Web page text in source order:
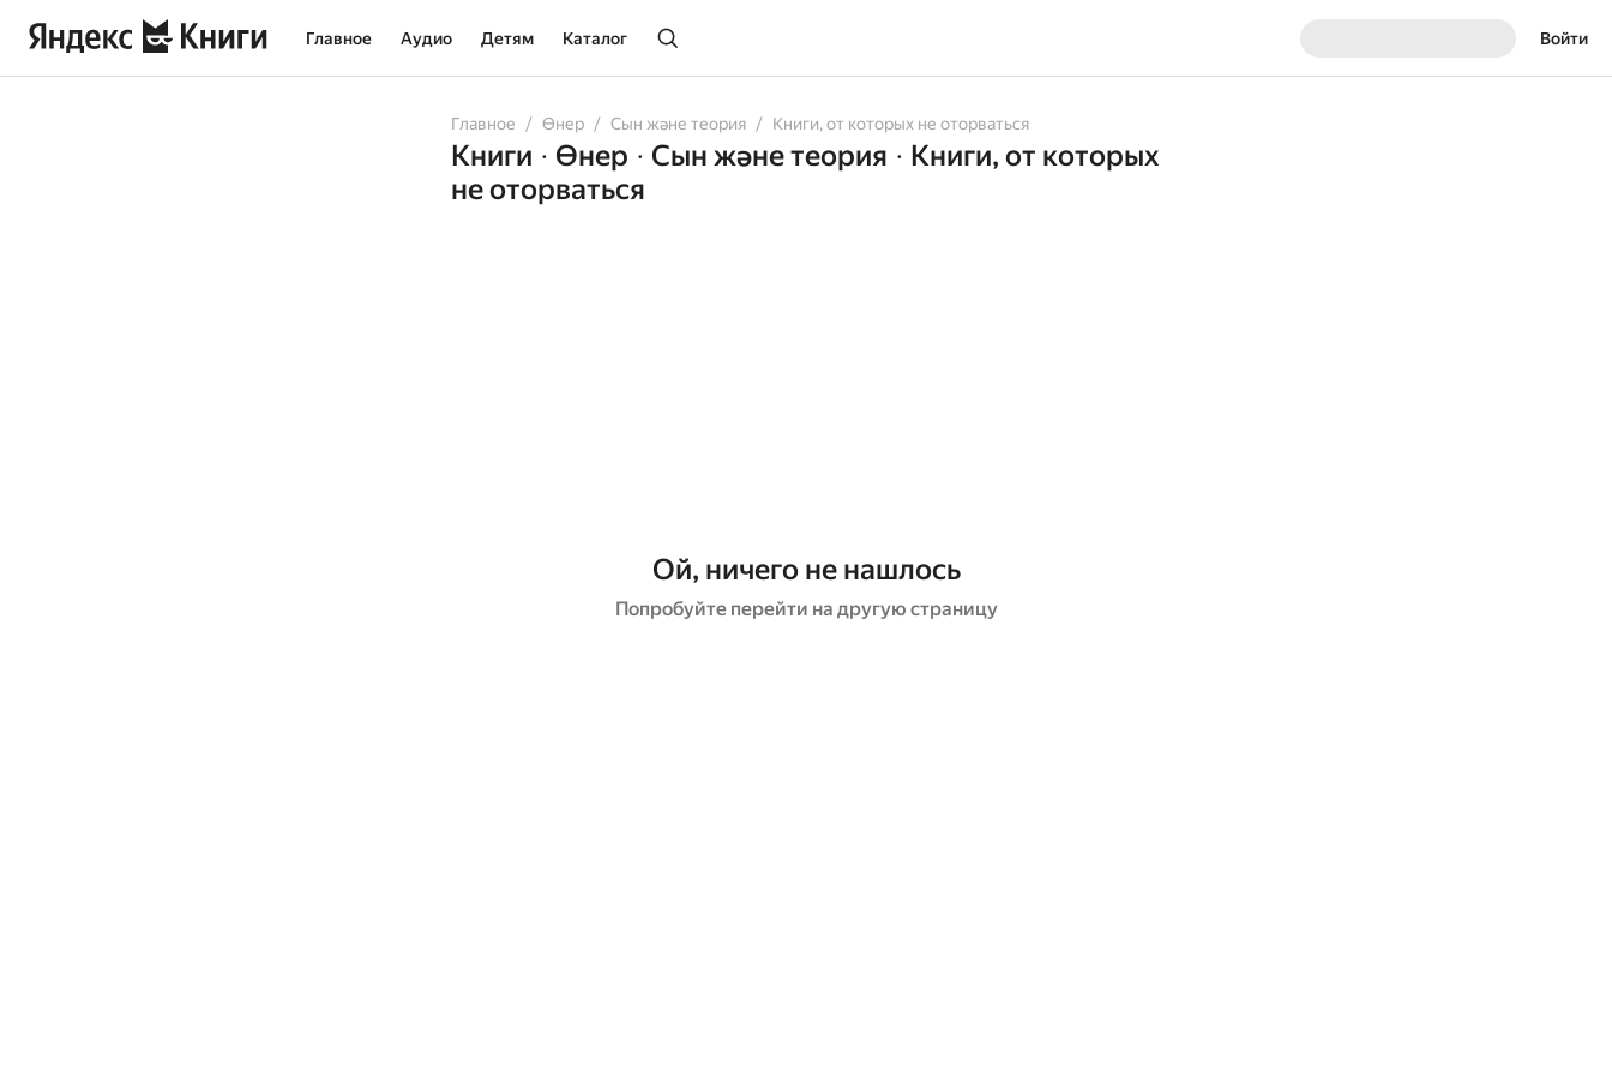
Главное Аудио Детям Каталог Войти
Главное Өнер Сын және теория Книги, от которых не оторваться
Книги • Өнер • Сын және теория •
Книги, от которых
не оторваться
Ой, ничего не нашлось
Попробуйте перейти на другую страницу